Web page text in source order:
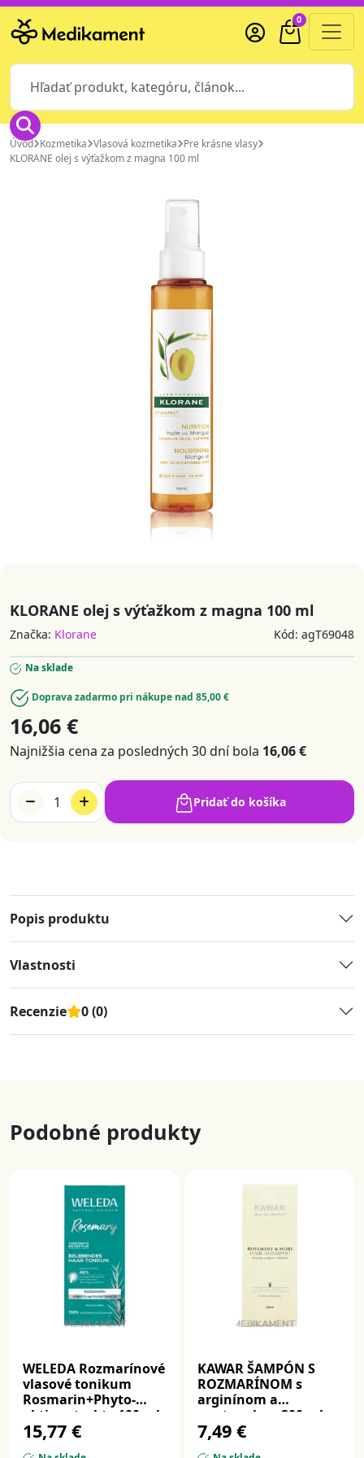
0
Úvod Kozmetika Vlasová kozmetika Pre krásne vlasy
KLORANE olej s výťažkom z magna 100 ml
KLORANE olej s výťažkom z magna 100 ml
Značka: Klorane Kód: agT69048
Na sklade
Doprava zadarmo pri nákupe nad 85,00 €
16,06 €
Najnižšia cena za posledných 30 dní bola 16,06 €
1 Pridať do košíka
Popis produktu
Vlastnosti
Recenzie 0 (0)
Podobné produkty
WELEDA Rozmarínové
vlasové tonikum
Rosmarin+Phyto-
aktiv extrakte 100 ml
15,77 €
KAWAR ŠAMPÓN S
ROZMARÍNOM s
arginínom a
pantenolom 200 ml
7,49 €